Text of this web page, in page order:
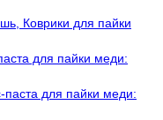
Коврики для пайки
для пайки меди:
для пайки меди: